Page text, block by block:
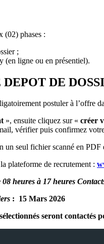
(02) phases :
;
(en ligne ou en présentiel).
DE
postuler à l’offre
», ensuite cliquez sur « créer
vérifier puis confirmez
un seul fichier scanné en
plateforme de recrutement :
08 heures à 17 heures
: 15 Mars 2026
seront contactés